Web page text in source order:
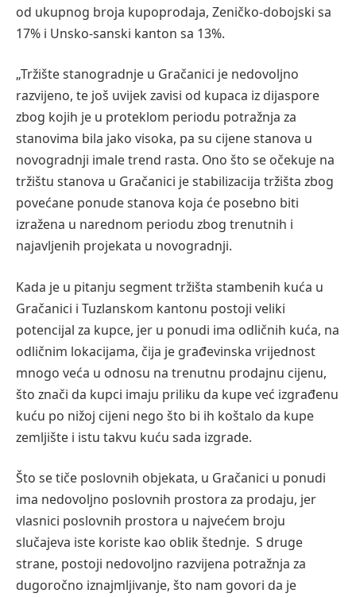
od ukupnog broja kupoprodaja, Zeničko-dobojski sa
17% i Unsko-sanski kanton sa 13%.
„Tržište stanogradnje u Gračanici je nedovoljno
razvijeno, te još uvijek zavisi od kupaca iz dijaspore
zbog kojih je u proteklom periodu potražnja za
stanovima bila jako visoka, pa su cijene stanova u
novogradnji imale trend rasta. Ono što se očekuje na
tržištu stanova u Gračanici je stabilizacija tržišta zbog
povećane ponude stanova koja će posebno biti
izražena u narednom periodu zbog trenutnih i
najavljenih projekata u novogradnji.
Kada je u pitanju segment tržišta stambenih kuća u
Gračanici i Tuzlanskom kantonu postoji veliki
potencijal za kupce, jer u ponudi ima odličnih kuća, na
odličnim lokacijama, čija je građevinska vrijednost
mnogo veća u odnosu na trenutnu prodajnu cijenu,
što znači da kupci imaju priliku da kupe već izgrađenu
kuću po nižoj cijeni nego što bi ih koštalo da kupe
zemljište i istu takvu kuću sada izgrade.
Što se tiče poslovnih objekata, u Gračanici u ponudi
ima nedovoljno poslovnih prostora za prodaju, jer
vlasnici poslovnih prostora u najvećem broju
slučajeva iste koriste kao oblik štednje. S druge
strane, postoji nedovoljno razvijena potražnja za
dugoročno iznajmljivanje, što nam govori da je